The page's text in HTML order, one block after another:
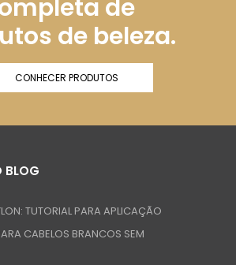
de
de beleza.
CONHECER PRODUTOS
BLOG
TUTORIAL PARA APLICAÇÃO
CABELOS BRANCOS SEM